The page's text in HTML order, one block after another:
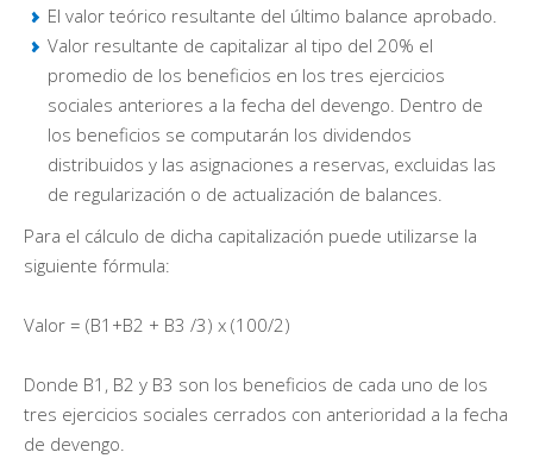
El valor teórico resultante del último balance aprobado.
Valor resultante de capitalizar al tipo del 20% el
promedio de los beneficios en los tres ejercicios
sociales anteriores a la fecha del devengo. Dentro de
los beneficios se computarán los dividendos
distribuidos y las asignaciones a reservas, excluidas las
de regularización o de actualización de balances.
Para el cálculo de dicha capitalización puede utilizarse la
siguiente fórmula:
Valor = (B1+B2 + B3 /3) x (100/2)
Donde B1, B2 y B3 son los beneficios de cada uno de los
tres ejercicios sociales cerrados con anterioridad a la fecha
de devengo.